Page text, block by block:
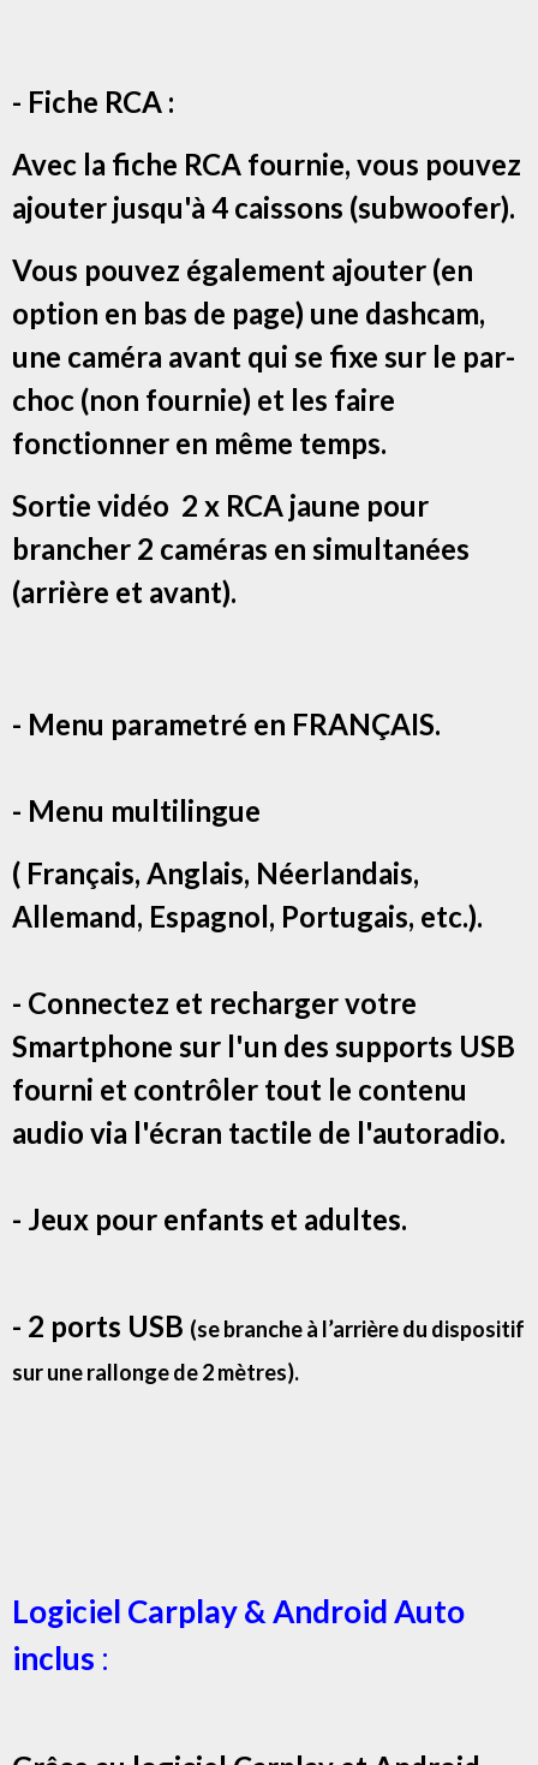
- Fiche RCA :
Avec la fiche RCA fournie, vous pouvez
ajouter jusqu'à 4 caissons (subwoofer).
Vous pouvez également ajouter (en
option en bas de page) une dashcam,
une caméra avant qui se fixe sur le par-
choc (non fournie) et les faire
fonctionner en même temps.
Sortie vidéo 2 x RCA jaune pour
brancher 2 caméras en simultanées
(arrière et avant).
- Menu parametré en FRANÇAIS.
- Menu multilingue
( Français, Anglais, Néerlandais,
Allemand, Espagnol, Portugais, etc.).
- Connectez et recharger votre
Smartphone sur l'un des supports USB
fourni et contrôler tout le contenu
audio via l'écran tactile de l'autoradio.
- Jeux pour enfants et adultes.
- 2 ports USB (se branche à l’arrière du dispositif
sur une rallonge de 2 mètres).
Logiciel Carplay & Android Auto
inclus :